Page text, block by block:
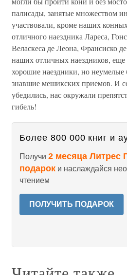
палисады, занятые множеством
участвовали, кроме наших
отличного наездника Лареса,
Веласкеса де Леона, Франсиско
наших отличных наездников, еще
хорошие наездники, но
знавшие мешикских приемов. И
убедились, нас окружали
гибель!
Более 800 000 книг и
Получи 2 месяца Литрес
подарок и наслаждайся
чтением
ПОЛУЧИТЬ ПОДАРОК